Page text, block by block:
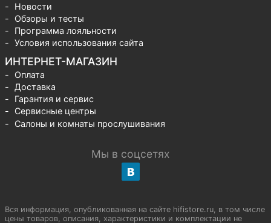
Новости
Обзоры и тесты
Программа лояльности
Условия использования сайта
ИНТЕРНЕТ-МАГАЗИН
Оплата
Доставка
Гарантия и сервис
Сервисные центры
Салоны и комнаты прослушивания
Мы в соцсетях
Вся информация, опубликованная на сайте hifistore.ru, в том числе
цены товаров, описания, характеристики и комплектации не